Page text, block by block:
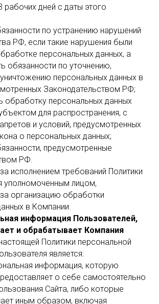
дней с даты этого
по устранению нарушений
РФ, если такие нарушения были
персональных данных, а
обязанности по уточнению,
персональных данных в
Законодательством РФ;
обработку персональных данных
для распространения, с
и условий, предусмотренных
о персональных данных;
предусмотренные
РФ.
исполнением требований Политики
уполномоченным лицом,
организацию обработки
в Компании.
информация Пользователей,
и обрабатывает Компания
Политики персональной
является:
информация, которую
о себе самостоятельно
Сайта, либо которые
иным образом, включая